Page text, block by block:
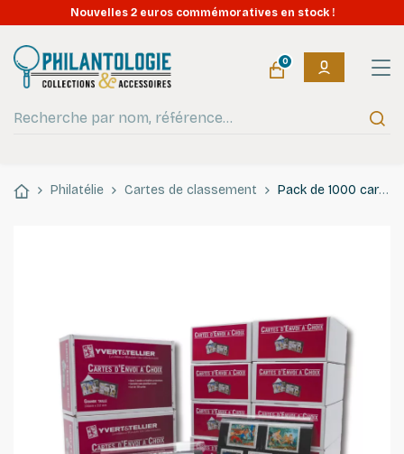
Nouvelles 2 euros commémoratives en stock !
0
Philatélie Cartes de classement Pack de 1000 cartes de classement à 3 bandes pour timbres.